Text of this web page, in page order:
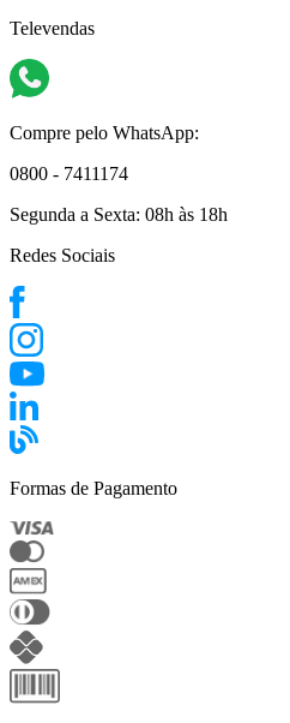
Televendas
Compre pelo WhatsApp:
0800 - 7411174
Segunda a Sexta: 08h às 18h
Redes Sociais
Formas de Pagamento